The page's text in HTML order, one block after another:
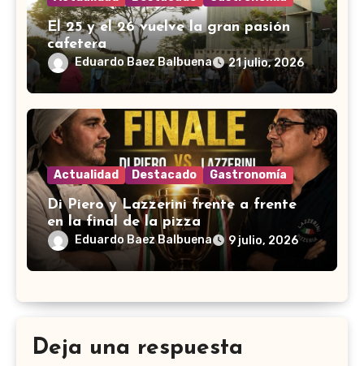
El 25 y el 26 vuelve la gran pasión
cafetera
Eduardo Baez Balbuena 21 julio, 2026
Actualidad Destacado Gastronomía
Di Piero y Lazzerini frente a frente
en la final de la pizza
Eduardo Baez Balbuena 9 julio, 2026
Deja una respuesta